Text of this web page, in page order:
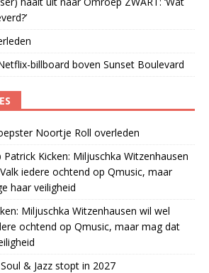
billboard boven Sunset Boulevard
Noortje Roll overleden
Patrick Kicken: Miljuschka Witzenhausen
iedere ochtend op Qmusic, maar
haar veiligheid
Miljuschka Witzenhausen wil wel
ochtend op Qmusic, maar mag dat
& Jazz stopt in 2027